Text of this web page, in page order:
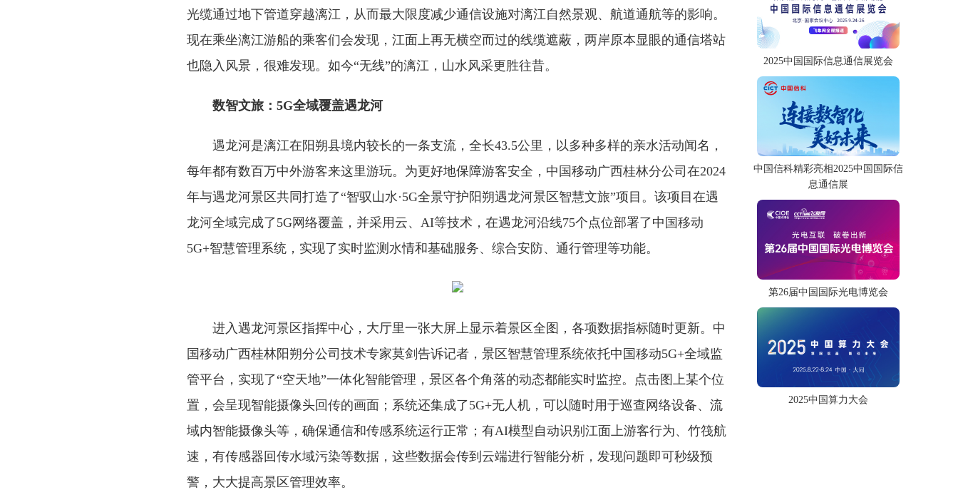
光缆通过地下管道穿越漓江，从而最大限度减少通信设施对漓江自然景观、航道通航等的影响。
现在乘坐漓江游船的乘客们会发现，江面上再无横空而过的线缆遮蔽，两岸原本显眼的通信塔站
也隐入风景，很难发现。如今“无线”的漓江，山水风采更胜往昔。
数智文旅：5G全域覆盖遇龙河
遇龙河是漓江在阳朔县境内较长的一条支流，全长43.5公里，以多种多样的亲水活动闻名，
每年都有数百万中外游客来这里游玩。为更好地保障游客安全，中国移动广西桂林分公司在2024
年与遇龙河景区共同打造了“智驭山水·5G全景守护阳朔遇龙河景区智慧文旅”项目。该项目在遇
龙河全域完成了5G网络覆盖，并采用云、AI等技术，在遇龙河沿线75个点位部署了中国移动
5G+智慧管理系统，实现了实时监测水情和基础服务、综合安防、通行管理等功能。
进入遇龙河景区指挥中心，大厅里一张大屏上显示着景区全图，各项数据指标随时更新。中
国移动广西桂林阳朔分公司技术专家莫剑告诉记者，景区智慧管理系统依托中国移动5G+全域监
管平台，实现了“空天地”一体化智能管理，景区各个角落的动态都能实时监控。点击图上某个位
置，会呈现智能摄像头回传的画面；系统还集成了5G+无人机，可以随时用于巡查网络设备、流
域内智能摄像头等，确保通信和传感系统运行正常；有AI模型自动识别江面上游客行为、竹筏航
速，有传感器回传水域污染等数据，这些数据会传到云端进行智能分析，发现问题即可秒级预
警，大大提高景区管理效率。
2025中国国际信息通信展览会
中国信科精彩亮相2025中国国际信
息通信展
第26届中国国际光电博览会
2025中国算力大会